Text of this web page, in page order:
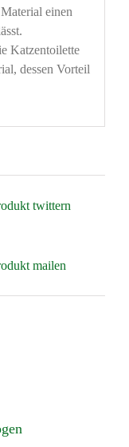
einen
Katzentoilette
dessen Vorteil
twittern
mailen